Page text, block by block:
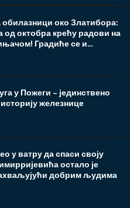
око Златибора:
од октобра крећу радови на
Градиће се и...
у Пожеги – јединствено
железнице
у ватру да спаси своју
остало је
добрим људима